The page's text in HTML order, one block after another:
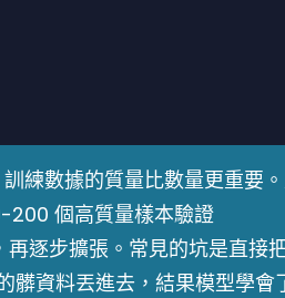
訓練數據的質量比數量更重要
200 個高質量樣本驗證
逐步擴張。常見的坑是直接
髒資料丟進去，結果模型學會